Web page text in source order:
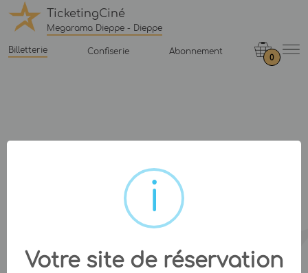
TicketingCiné
Megarama Dieppe - Dieppe
Billetterie Confiserie Abonnement
0
Votre site de réservation